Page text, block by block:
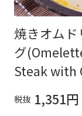
焼きオム
グ
Steak with
税抜 1,351円